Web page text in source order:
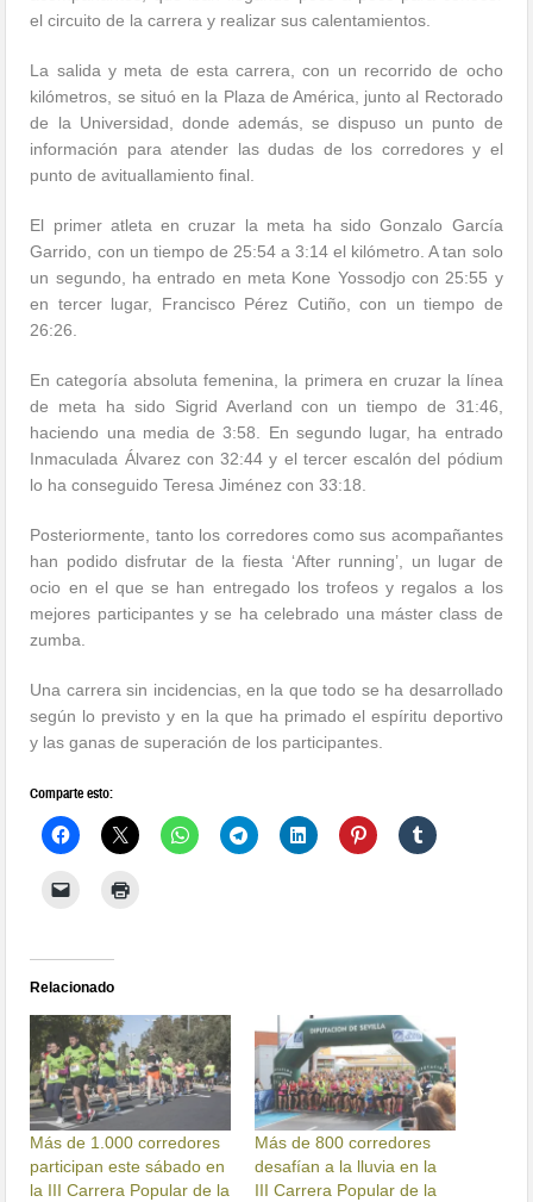
el circuito de la carrera y realizar sus calentamientos.
La salida y meta de esta carrera, con un recorrido de ocho
kilómetros, se situó en la Plaza de América, junto al Rectorado
de la Universidad, donde además, se dispuso un punto de
información para atender las dudas de los corredores y el
punto de avituallamiento final.
El primer atleta en cruzar la meta ha sido Gonzalo García
Garrido, con un tiempo de 25:54 a 3:14 el kilómetro. A tan solo
un segundo, ha entrado en meta Kone Yossodjo con 25:55 y
en tercer lugar, Francisco Pérez Cutiño, con un tiempo de
26:26.
En categoría absoluta femenina, la primera en cruzar la línea
de meta ha sido Sigrid Averland con un tiempo de 31:46,
haciendo una media de 3:58. En segundo lugar, ha entrado
Inmaculada Álvarez con 32:44 y el tercer escalón del pódium
lo ha conseguido Teresa Jiménez con 33:18.
Posteriormente, tanto los corredores como sus acompañantes
han podido disfrutar de la fiesta ‘After running’, un lugar de
ocio en el que se han entregado los trofeos y regalos a los
mejores participantes y se ha celebrado una máster class de
zumba.
Una carrera sin incidencias, en la que todo se ha desarrollado
según lo previsto y en la que ha primado el espíritu deportivo
y las ganas de superación de los participantes.
Comparte esto:
Relacionado
Más de 1.000 corredores
participan este sábado en
la III Carrera Popular de la
Más de 800 corredores
desafían a la lluvia en la
III Carrera Popular de la